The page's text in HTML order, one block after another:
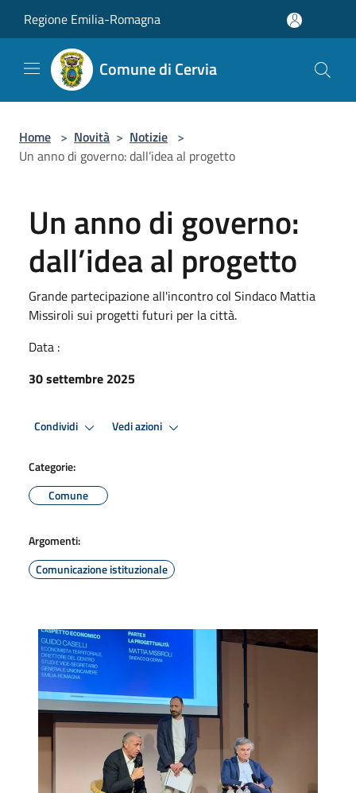
Regione Emilia-Romagna
Comune di Cervia
Home > Novità > Notizie >
Un anno di governo: dall’idea al progetto
Un anno di governo:
dall’idea al progetto
Grande partecipazione all'incontro col Sindaco Mattia
Missiroli sui progetti futuri per la città.
Data :
30 settembre 2025
Condividi Vedi azioni
Categorie:
Comune
Argomenti:
Comunicazione istituzionale